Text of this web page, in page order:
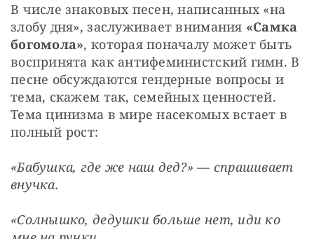
В числе знаковых песен, написанных «на
злобу дня», заслуживает внимания «Самка
богомола», которая поначалу может быть
воспринята как антифеминистский гимн. В
песне обсуждаются гендерные вопросы и
тема, скажем так, семейных ценностей.
Тема цинизма в мире насекомых встает в
полный рост:
«Бабушка, где же наш дед?» — спрашивает
внучка.
«Солнышко, дедушки больше нет, иди ко